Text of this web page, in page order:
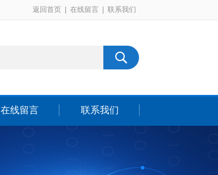
返回首页 在线留言 联系我们
在线留言 联系我们